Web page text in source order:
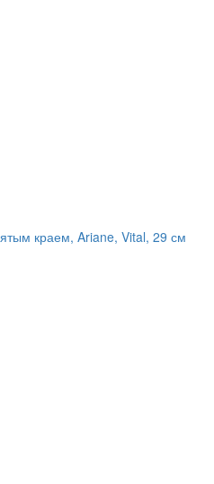
краем, Ariane, Vital, 29 см